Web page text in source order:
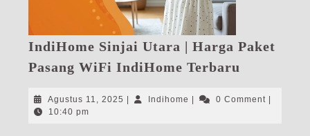
IndiHome Sinjai Utara | Harga Paket
Pasang WiFi IndiHome Terbaru
Utara
Agustus 11, 2025 Agustus
| Indihome Indihome
| 0 Comment |
10:40 pm